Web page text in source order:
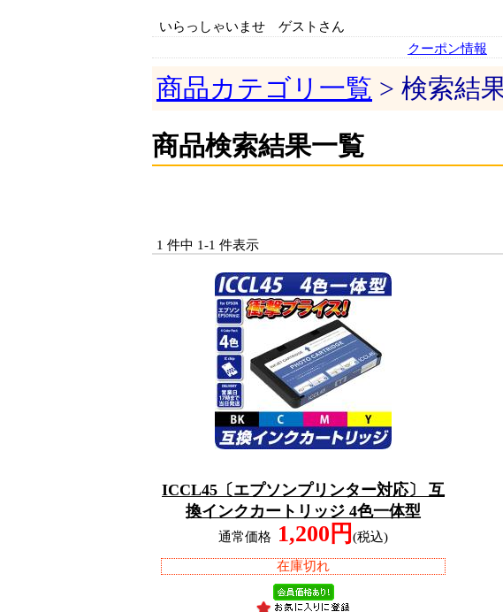
いらっしゃいませ ゲストさん
クーポン情報
商品カテゴリ一覧 > 検索結
商品検索結果一覧
1 件中 1-1 件表示
ICCL45〔エプソンプリンター対応〕 互
換インクカートリッジ 4色一体型
通常価格 1,200円(税込)
在庫切れ